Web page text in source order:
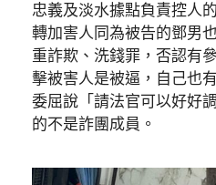
忠義及淡水據點負責控人
轉加害人同為被告的鄧男
重詐欺、洗錢罪，否認有
擊被害人是被逼，自己也
委屈說「請法官可以好好
的不是詐團成員。